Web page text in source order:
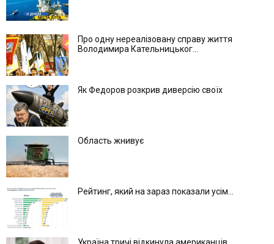
Про одну нереалізовану справу життя
Володимира Кательницьког...
Як Федоров розкрив диверсію своїх
Область жнивує
Рейтинг, який на зараз показали усім...